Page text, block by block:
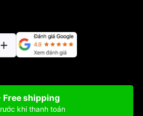
Free shipping
khi thanh toán